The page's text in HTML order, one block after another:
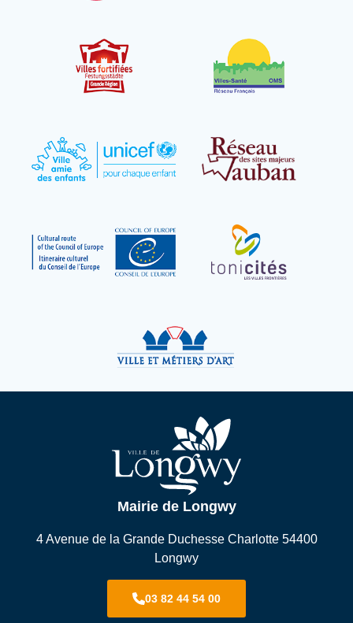
Mairie de Longwy
4 Avenue de la Grande Duchesse Charlotte 54400
Longwy
03 82 44 54 00